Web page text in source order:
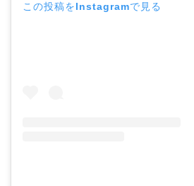
この投稿をInstagramで見る